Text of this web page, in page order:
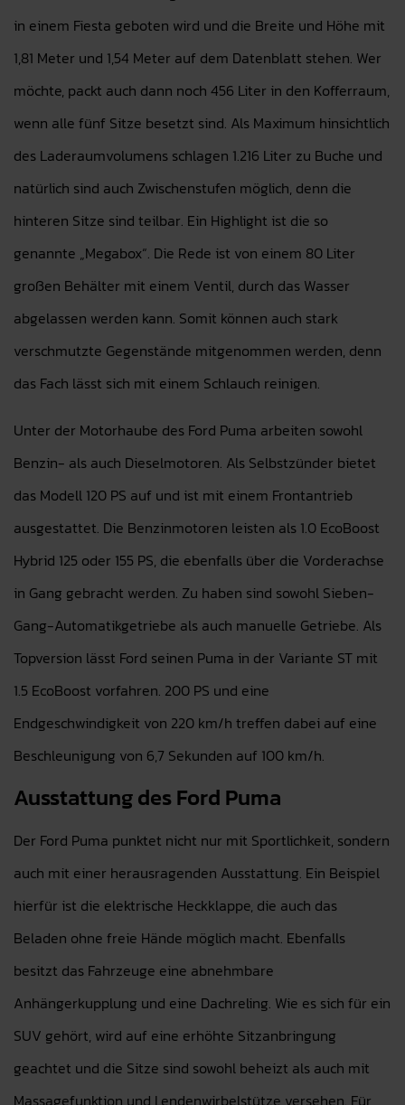
in einem Fiesta geboten wird und die Breite und Höhe mit
1,81 Meter und 1,54 Meter auf dem Datenblatt stehen. Wer
möchte, packt auch dann noch 456 Liter in den Kofferraum,
wenn alle fünf Sitze besetzt sind. Als Maximum hinsichtlich
des Laderaumvolumens schlagen 1.216 Liter zu Buche und
natürlich sind auch Zwischenstufen möglich, denn die
hinteren Sitze sind teilbar. Ein Highlight ist die so
genannte „Megabox“. Die Rede ist von einem 80 Liter
großen Behälter mit einem Ventil, durch das Wasser
abgelassen werden kann. Somit können auch stark
verschmutzte Gegenstände mitgenommen werden, denn
das Fach lässt sich mit einem Schlauch reinigen.
Unter der Motorhaube des Ford Puma arbeiten sowohl
Benzin- als auch Dieselmotoren. Als Selbstzünder bietet
das Modell 120 PS auf und ist mit einem Frontantrieb
ausgestattet. Die Benzinmotoren leisten als 1.0 EcoBoost
Hybrid 125 oder 155 PS, die ebenfalls über die Vorderachse
in Gang gebracht werden. Zu haben sind sowohl Sieben-
Gang-Automatikgetriebe als auch manuelle Getriebe. Als
Topversion lässt Ford seinen Puma in der Variante ST mit
1.5 EcoBoost vorfahren. 200 PS und eine
Endgeschwindigkeit von 220 km/h treffen dabei auf eine
Beschleunigung von 6,7 Sekunden auf 100 km/h.
Ausstattung des Ford Puma
Der Ford Puma punktet nicht nur mit Sportlichkeit, sondern
auch mit einer herausragenden Ausstattung. Ein Beispiel
hierfür ist die elektrische Heckklappe, die auch das
Beladen ohne freie Hände möglich macht. Ebenfalls
besitzt das Fahrzeuge eine abnehmbare
Anhängerkupplung und eine Dachreling. Wie es sich für ein
SUV gehört, wird auf eine erhöhte Sitzanbringung
geachtet und die Sitze sind sowohl beheizt als auch mit
Massagefunktion und Lendenwirbelstütze versehen. Für